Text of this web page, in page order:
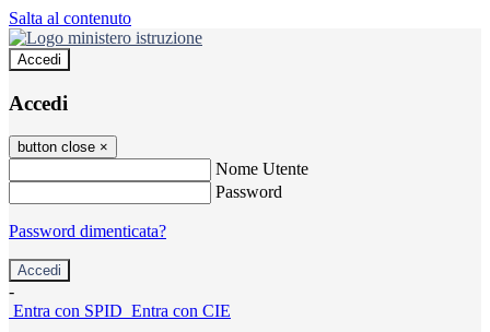
Salta al contenuto
Accedi
Accedi
button close ×
Nome Utente
Password
Password dimenticata?
-
Entra con SPID Entra con CIE